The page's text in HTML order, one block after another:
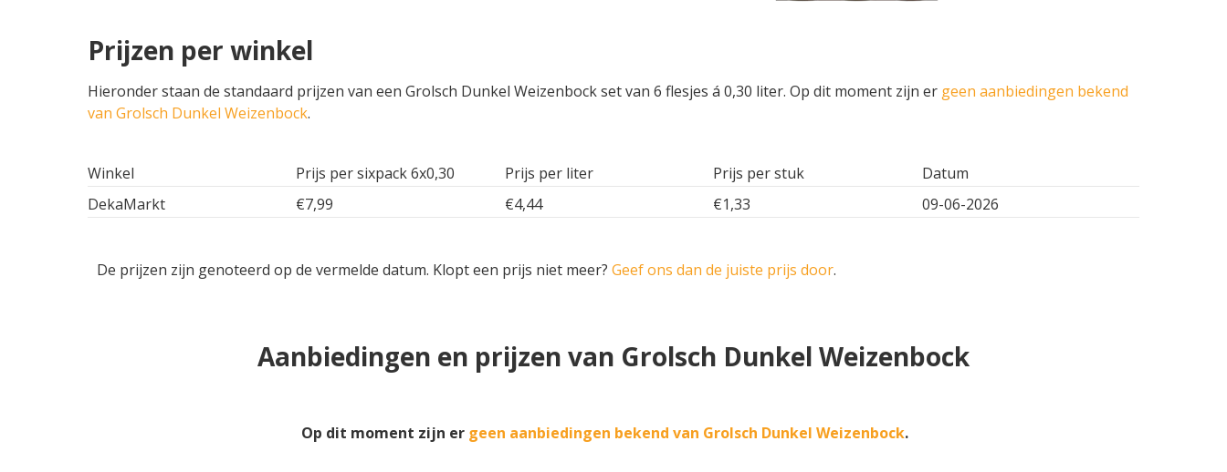
Prijzen per winkel
Hieronder staan de standaard prijzen van een Grolsch Dunkel Weizenbock set van 6 flesjes á 0,30 liter. Op dit moment zijn er geen aanbiedingen bekend
van Grolsch Dunkel Weizenbock.
Winkel Prijs per sixpack 6x0,30 Prijs per liter Prijs per stuk
Datum
DekaMarkt
€7,99 €4,44 €1,33 09-06-2026
De prijzen zijn genoteerd op de vermelde datum. Klopt een prijs niet meer? Geef ons dan de juiste prijs door.
Aanbiedingen en prijzen van Grolsch Dunkel Weizenbock
Op dit moment zijn er geen aanbiedingen bekend van Grolsch Dunkel Weizenbock.